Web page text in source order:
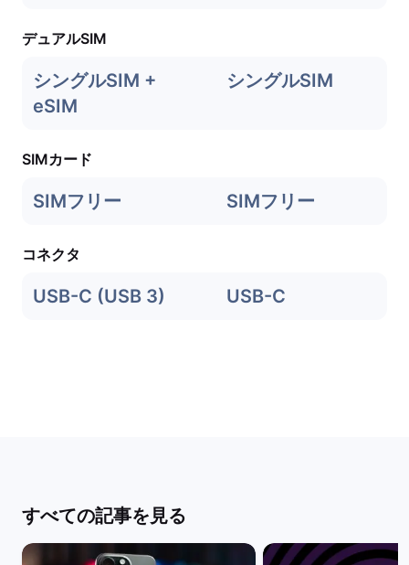
デュアルSIM
シングルSIM +
eSIM
シングルSIM
SIMカード
SIMフリー SIMフリー
コネクタ
USB-C (USB 3) USB-C
すべての記事を見る